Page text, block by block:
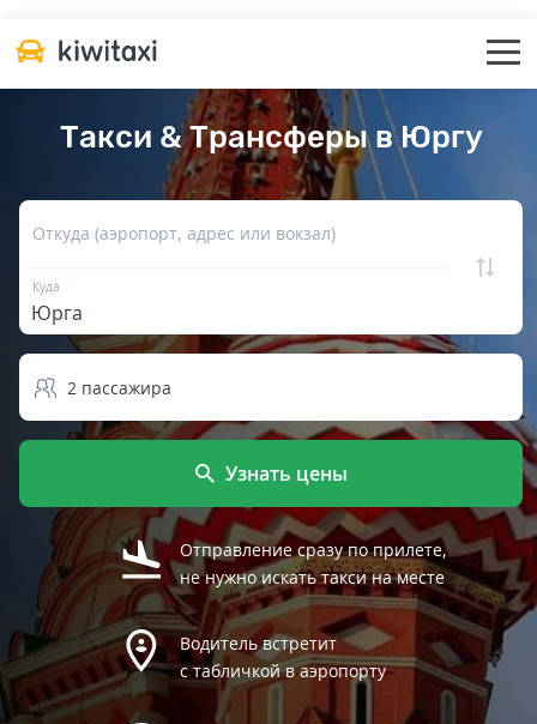
Такси & Трансферы в Юргу
Откуда (аэропорт, адрес или вокзал)
Куда
2 пассажира
Узнать цены
Отправление сразу по прилете,
не нужно искать такси на месте
Водитель встретит
с табличкой в аэропорту